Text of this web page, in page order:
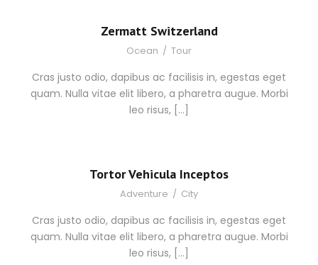
Zermatt Switzerland
Ocean / Tour
Cras justo odio, dapibus ac facilisis in, egestas eget
quam. Nulla vitae elit libero, a pharetra augue. Morbi
leo risus, […]
Tortor Vehicula Inceptos
Adventure / City
Cras justo odio, dapibus ac facilisis in, egestas eget
quam. Nulla vitae elit libero, a pharetra augue. Morbi
leo risus, […]